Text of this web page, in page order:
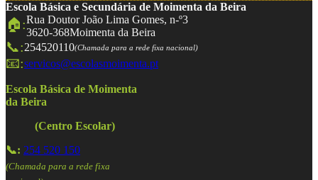
Escola Básica e Secundária de Moimenta da Beira
🏠:Rua Doutor João Lima Gomes, n-º3
3620-368Moimenta da Beira
📞:254520110(Chamada para a rede fixa nacional)
📧:servicos@escolasmoimenta.pt
Escola Básica de Moimenta
da Beira
(Centro Escolar)
📞: 254 520 150
(Chamada para a rede fixa